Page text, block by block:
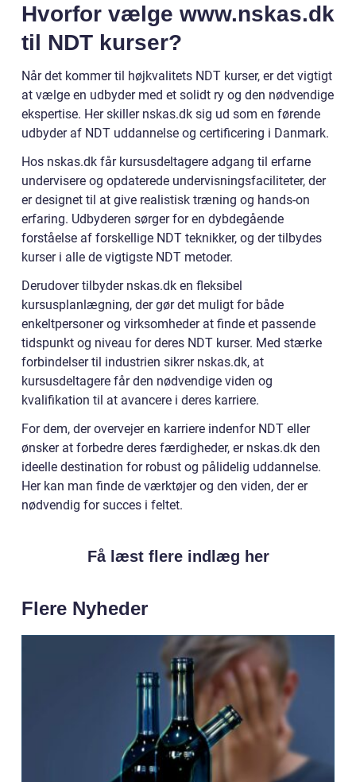
Hvorfor vælge www.nskas.dk
til NDT kurser?
Når det kommer til højkvalitets NDT kurser, er det vigtigt
at vælge en udbyder med et solidt ry og den nødvendige
ekspertise. Her skiller nskas.dk sig ud som en førende
udbyder af NDT uddannelse og certificering i Danmark.
Hos nskas.dk får kursusdeltagere adgang til erfarne
undervisere og opdaterede undervisningsfaciliteter, der
er designet til at give realistisk træning og hands-on
erfaring. Udbyderen sørger for en dybdegående
forståelse af forskellige NDT teknikker, og der tilbydes
kurser i alle de vigtigste NDT metoder.
Derudover tilbyder nskas.dk en fleksibel
kursusplanlægning, der gør det muligt for både
enkeltpersoner og virksomheder at finde et passende
tidspunkt og niveau for deres NDT kurser. Med stærke
forbindelser til industrien sikrer nskas.dk, at
kursusdeltagere får den nødvendige viden og
kvalifikation til at avancere i deres karriere.
For dem, der overvejer en karriere indenfor NDT eller
ønsker at forbedre deres færdigheder, er nskas.dk den
ideelle destination for robust og pålidelig uddannelse.
Her kan man finde de værktøjer og den viden, der er
nødvendig for succes i feltet.
Få læst flere indlæg her
Flere Nyheder